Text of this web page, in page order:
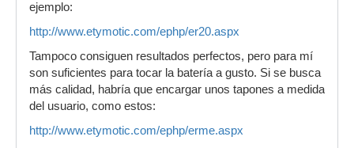
ejemplo:
http://www.etymotic.com/ephp/er20.aspx
Tampoco consiguen resultados perfectos, pero para mí
son suficientes para tocar la batería a gusto. Si se busca
más calidad, habría que encargar unos tapones a medida
del usuario, como estos:
http://www.etymotic.com/ephp/erme.aspx